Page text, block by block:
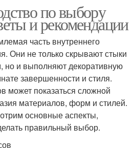
по выбору
и рекомендации
часть внутреннего
Они не только скрывают стыки
но и выполняют декоративную
завершенности и стиля.
может показаться сложной
материалов, форм и стилей.
основные аспекты,
правильный выбор.